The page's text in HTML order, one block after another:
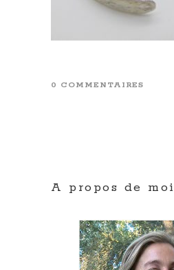
0 COMMENTAIRES
A propos de moi